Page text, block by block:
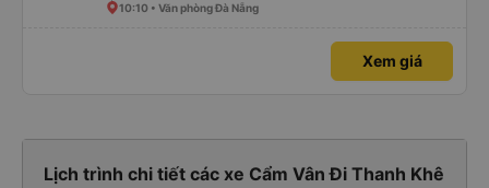
10:10 • Văn phòng Đà Nẵng
Xem giá
Lịch trình chi tiết các xe Cẩm Vân Đi Thanh Khê